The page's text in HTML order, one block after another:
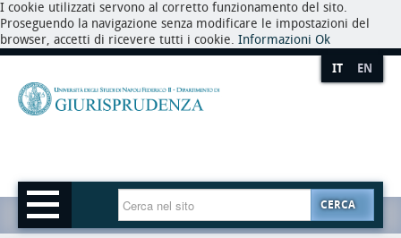
I cookie utilizzati servono al corretto funzionamento del sito.
Proseguendo la navigazione senza modificare le impostazioni del
browser, accetti di ricevere tutti i cookie. Informazioni Ok
IT EN
CERCA